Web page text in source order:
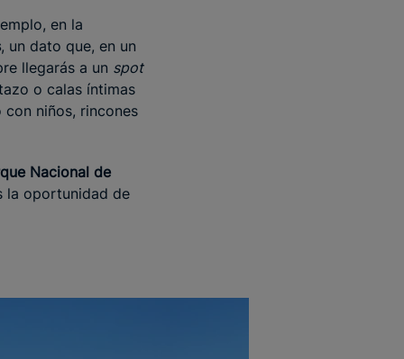
en la
, un dato que, en un
llegarás a un spot
o calas íntimas
niños, rincones
Nacional de
la oportunidad de